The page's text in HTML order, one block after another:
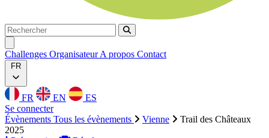
Rechercher
Rechercher
Challenges OrganisateurA propos Contact
FR
FR EN
ES
Se connecter
Évènements Tous les évènements Vienne
Trail des Châteaux
2025